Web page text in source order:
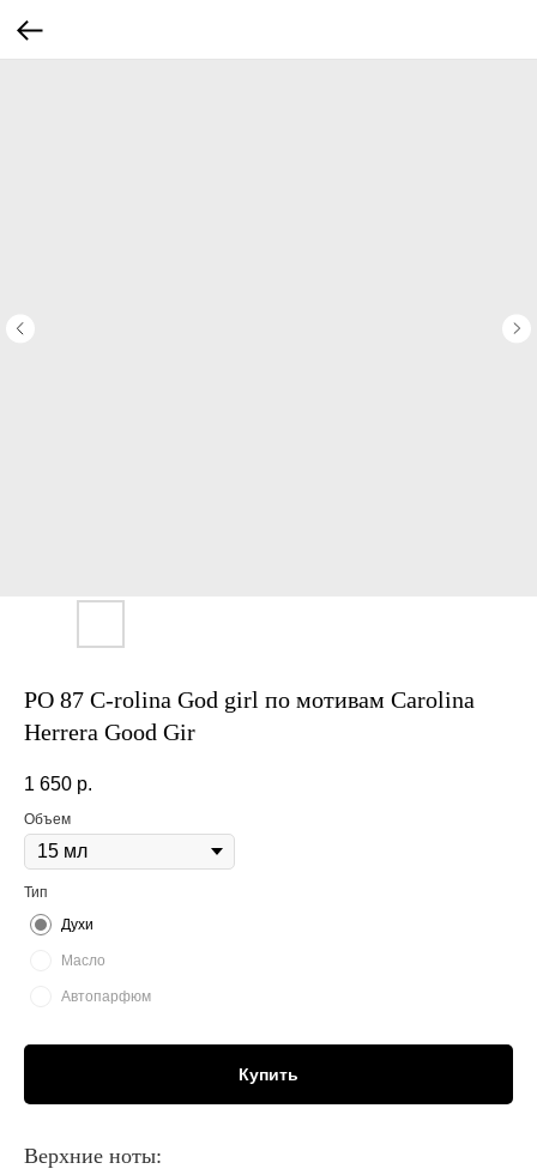
PO 87 C-rolina God girl по мотивам Carolina
Herrera Good Gir
1 650 р.
Объем
Тип
Духи
Масло
Автопарфюм
Купить
Верхние ноты: